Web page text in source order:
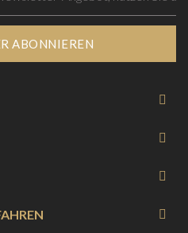
ABONNIEREN